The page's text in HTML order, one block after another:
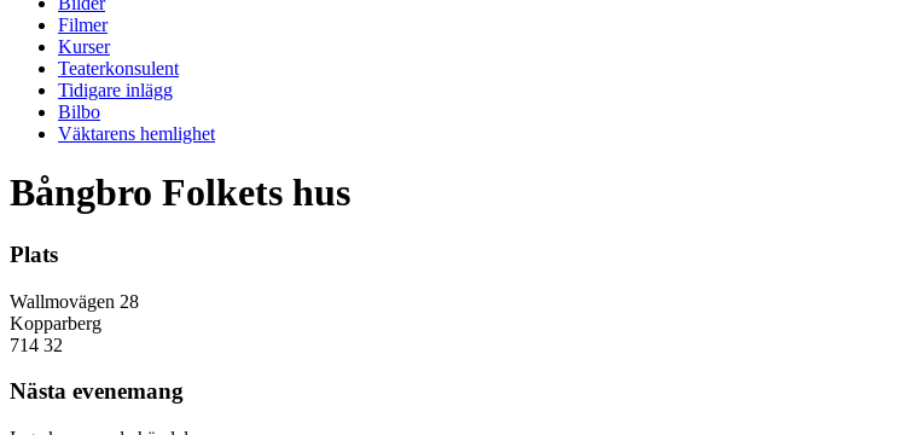
Filmer
Kurser
Teaterkonsulent
Tidigare inlägg
Bilbo
Väktarens hemlighet
Bångbro Folkets hus
Plats
Wallmovägen 28
Kopparberg
714 32
Nästa evenemang